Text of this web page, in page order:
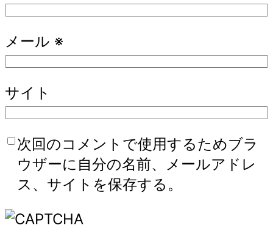
メール ※
サイト
次回のコメントで使用するためブラ
ウザーに自分の名前、メールアドレ
ス、サイトを保存する。